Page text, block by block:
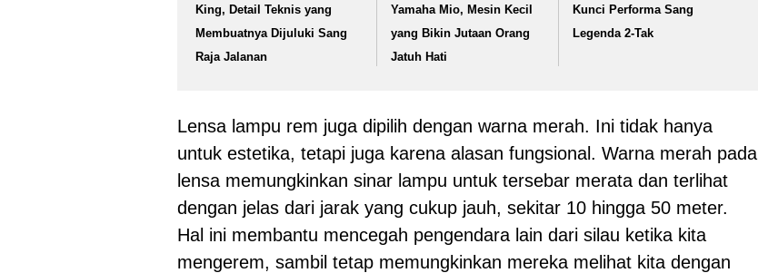
King, Detail Teknis yang
Membuatnya Dijuluki Sang
Raja Jalanan
Yamaha Mio, Mesin Kecil
yang Bikin Jutaan Orang
Jatuh Hati
Kunci Performa Sang
Legenda 2-Tak
Lensa lampu rem juga dipilih dengan warna merah. Ini tidak hanya
untuk estetika, tetapi juga karena alasan fungsional. Warna merah pada
lensa memungkinkan sinar lampu untuk tersebar merata dan terlihat
dengan jelas dari jarak yang cukup jauh, sekitar 10 hingga 50 meter.
Hal ini membantu mencegah pengendara lain dari silau ketika kita
mengerem, sambil tetap memungkinkan mereka melihat kita dengan